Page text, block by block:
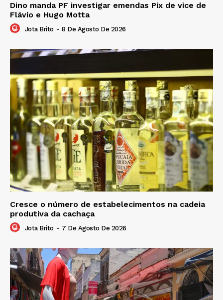
Dino manda PF investigar emendas Pix de vice de
Flávio e Hugo Motta
Jota Brito - 8 De Agosto De 2026
Cresce o número de estabelecimentos na cadeia
produtiva da cachaça
Jota Brito - 7 De Agosto De 2026